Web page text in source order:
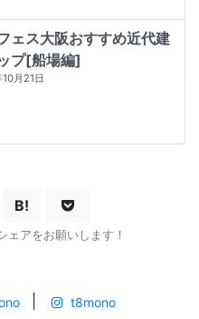
ェス大阪おすすめ近代建
プ[船場編]
月21日
B!
ェアをお願いします！
t8mono